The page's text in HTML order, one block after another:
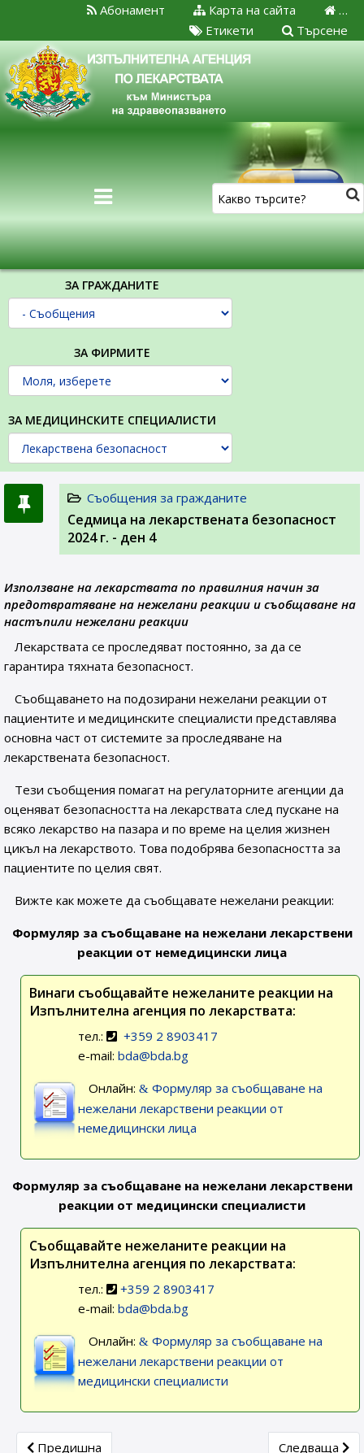
…
Карта на сайта
Абонамент
Търсене
Етикети
ЗА ГРАЖДАНИТЕ
ЗА ФИРМИТЕ
ЗА МЕДИЦИНСКИТЕ СПЕЦИАЛИСТИ
Съобщения за гражданите
Седмица на лекарствената безопасност
2024 г. - ден 4
Използване на лекарствата по правилния начин за
предотвратяване на нежелани реакции и съобщаване на
настъпили нежелани реакции
Лекарствата се проследяват постоянно, за да се
гарантира тяхната безопасност.
Съобщаването на подозирани нежелани реакции от
пациентите и медицинските специалисти представлява
основна част от системите за проследяване на
лекарствената безопасност.
Тези съобщения помагат на регулаторните агенции да
оценяват безопасността на лекарствата след пускане на
всяко лекарство на пазара и по време на целия жизнен
цикъл на лекарството. Това подобрява безопасността за
пациентите по целия свят.
Вижте как можете да съобщавате нежелани реакции:
Формуляр за съобщаване на нежелани лекарствени
реакции от немедицински лица
Винаги съобщавайте нежеланите реакции на
Изпълнителна агенция по лекарствата:
тел.:
+359 2 8903417
e-mail:bda@bda.bg
Онлайн:
Формуляр за съобщаване на
нежелани лекарствени реакции от
немедицински лица
Формуляр за съобщаване на нежелани лекарствени
реакции от медицински специалисти
Съобщавайте нежеланите реакции на
Изпълнителна агенция по лекарствата:
тел.:
+359 2 8903417
e-mail:bda@bda.bg
Онлайн:
Формуляр за съобщаване на
нежелани лекарствени реакции от
медицински специалисти
Previous article: Седмица на лекарствената безопасност
Предишна Next article:
Следваща